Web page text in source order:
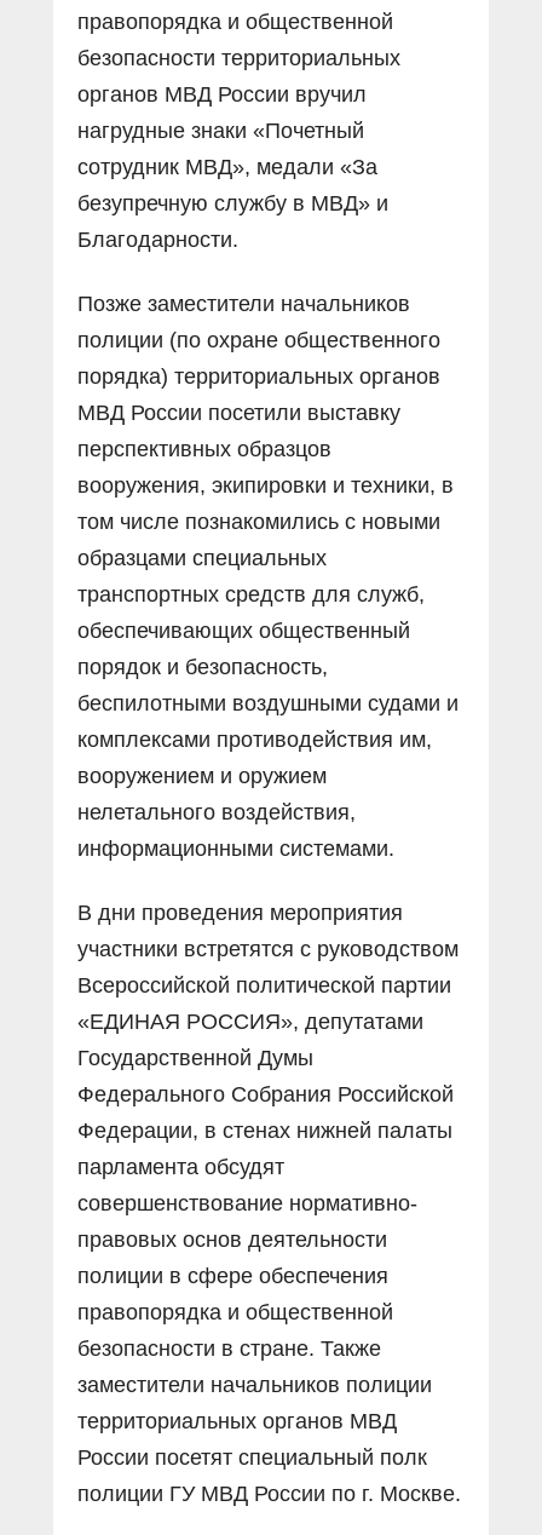
правопорядка и общественной
безопасности территориальных
органов МВД России вручил
нагрудные знаки «Почетный
сотрудник МВД», медали «За
безупречную службу в МВД» и
Благодарности.
Позже заместители начальников
полиции (по охране общественного
порядка) территориальных органов
МВД России посетили выставку
перспективных образцов
вооружения, экипировки и техники, в
том числе познакомились с новыми
образцами специальных
транспортных средств для служб,
обеспечивающих общественный
порядок и безопасность,
беспилотными воздушными судами и
комплексами противодействия им,
вооружением и оружием
нелетального воздействия,
информационными системами.
В дни проведения мероприятия
участники встретятся с руководством
Всероссийской политической партии
«ЕДИНАЯ РОССИЯ», депутатами
Государственной Думы
Федерального Собрания Российской
Федерации, в стенах нижней палаты
парламента обсудят
совершенствование нормативно-
правовых основ деятельности
полиции в сфере обеспечения
правопорядка и общественной
безопасности в стране. Также
заместители начальников полиции
территориальных органов МВД
России посетят специальный полк
полиции ГУ МВД России по г. Москве.